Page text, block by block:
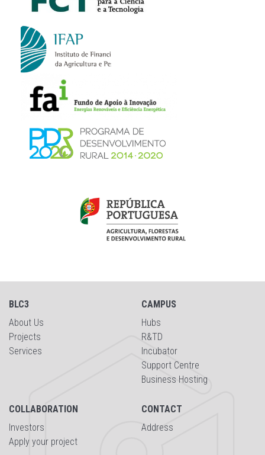
BLC3
About Us
Projects
Services
CAMPUS
Hubs
R&TD
Incubator
Support Centre
Business Hosting
COLLABORATION
Investors
Apply your project
CONTACT
Address